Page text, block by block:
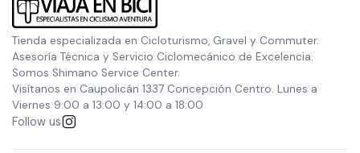
Tienda especializada en Cicloturismo, Gravel y Commuter.
Asesoría Técnica y Servicio Ciclomecánico de Excelencia.
Somos Shimano Service Center.
Visítanos en Caupolicán 1337 Concepción Centro. Lunes a
Viernes 9:00 a 13:00 y 14:00 a 18:00
Follow us